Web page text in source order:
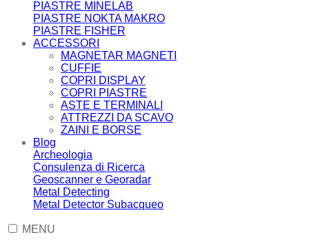
PIASTRE MINELAB
PIASTRE NOKTA MAKRO
PIASTRE FISHER
ACCESSORI
MAGNETAR MAGNETI
CUFFIE
COPRI DISPLAY
COPRI PIASTRE
ASTE E TERMINALI
ATTREZZI DA SCAVO
ZAINI E BORSE
Blog
Archeologia
Consulenza di Ricerca
Geoscanner e Georadar
Metal Detecting
Metal Detector Subacqueo
MENU